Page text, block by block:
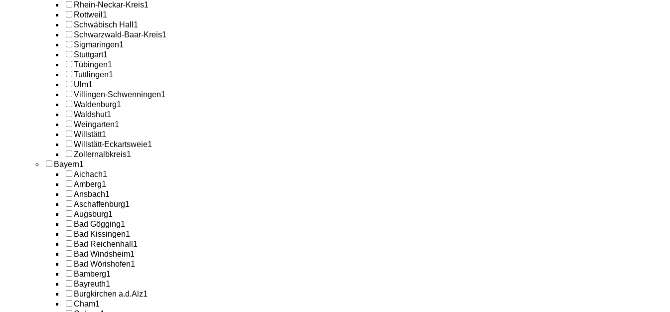
Rhein-Neckar-Kreis1
Rottweil 1
Schwäbisch Hall 1
Schwarzwald-Baar-Kreis1
Sigmaringen1
Stuttgart1
Tübingen1
Tuttlingen1
Ulm1
Villingen-Schwenningen1
Waldenburg1
Waldshut1
Weingarten1
Willstätt1
Willstätt-Eckartsweie1
Zollernalbkreis1
Bayern1
Aichach1
Amberg1
Ansbach1
Aschaffenburg1
Augsburg1
Bad Gögging1
Bad Kissingen1
Bad Reichenhall 1
Bad Windsheim1
Bad Wörishofen1
Bamberg1
Bayreuth1
Burgkirchen a.d.Alz1
Cham1